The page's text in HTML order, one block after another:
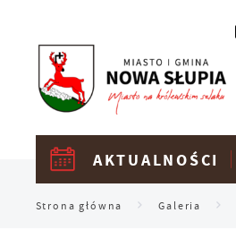
AKTUALNOŚCI
Strona główna Galeria